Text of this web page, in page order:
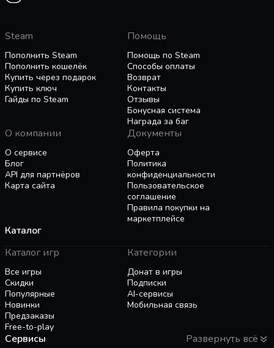
Steam
Пополнить Steam
Пополнить кошелёк
Купить через подарок
Купить ключ
Гайды по Steam
Помощь
Помощь по Steam
Способы оплаты
Возврат
Контакты
Отзывы
Бонусная система
Награда за баг
О компании
О сервисе
Блог
API для партнёров
Карта сайта
Документы
Оферта
Политика
конфиденциальности
Пользовательское
соглашение
Правила покупки на
маркетплейсе
Каталог
Каталог игр
Все игры
Скидки
Популярные
Новинки
Предзаказы
Free-to-play
Категории
Донат в игры
Подписки
AI-сервисы
Мобильная связь
Сервисы
Развернуть всё